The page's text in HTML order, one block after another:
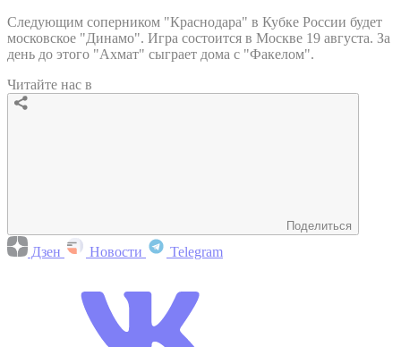
Следующим соперником "Краснодара" в Кубке России будет
московское "Динамо". Игра состоится в Москве 19 августа. За
день до этого "Ахмат" сыграет дома с "Факелом".
Читайте нас в
Поделиться
Дзен Новости Telegram